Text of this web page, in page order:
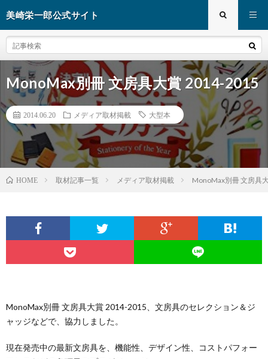
美崎栄一郎公式サイト
MonoMax別冊 文房具大賞 2014-2015
2014.06.20 メディア取材掲載 大型本
HOME 取材記事一覧 メディア取材掲載 MonoMax別冊 文房具
MonoMax別冊 文房具大賞 2014-2015、文房具のセレクション＆ジ
ャッジなどで、協力しました。
現在発売中の最新文房具を、機能性、デザイン性、コストパフォー